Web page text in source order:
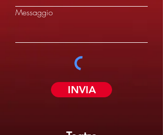
Messaggio
INVIA